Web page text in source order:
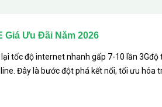
Giá Ưu Đãi Năm 2026
tốc độ internet nhanh gấp 7-10 lần
Đây là bước đột phá kết nối, tối ưu hóa